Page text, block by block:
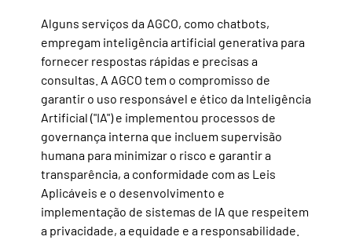
Alguns serviços da AGCO, como chatbots,
empregam inteligência artificial generativa para
fornecer respostas rápidas e precisas a
consultas. A AGCO tem o compromisso de
garantir o uso responsável e ético da Inteligência
Artificial ("IA") e implementou processos de
governança interna que incluem supervisão
humana para minimizar o risco e garantir a
transparência, a conformidade com as Leis
Aplicáveis e o desenvolvimento e
implementação de sistemas de IA que respeitem
a privacidade, a equidade e a responsabilidade.